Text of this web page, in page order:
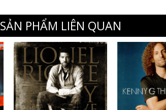
SẢN PHẨM LIÊN QUAN